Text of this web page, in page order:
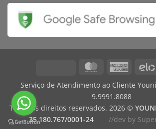
MasterCardAmerican
Serviço de Atendimento ao Cliente
9.9991.8088
Todos os direitos reservados. 2026 ©
35.180.767/0001-24
//dev by